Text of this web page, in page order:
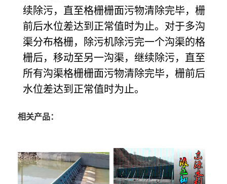
续除污，直至格栅栅面污物清除完毕，栅
前后水位差达到正常值时为止。对于多沟
渠分布格栅，除污机除污完一个沟渠的格
栅后，移动至另一沟渠，继续除污，直至
所有沟渠格栅栅面污物清除完毕，栅前后
水位差达到正常值时为止。
相关产品：